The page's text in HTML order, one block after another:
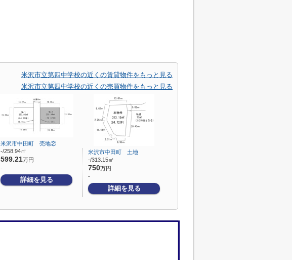
米沢市立第四中学校の近くの賃貸物件をもっと見る
米沢市立第四中学校の近くの売買物件をもっと見る
米沢市中田町 売地②
-/258.94㎡
599.21万円
-
詳細を見る
米沢市中田町 土地
-/313.15㎡
750万円
-
詳細を見る